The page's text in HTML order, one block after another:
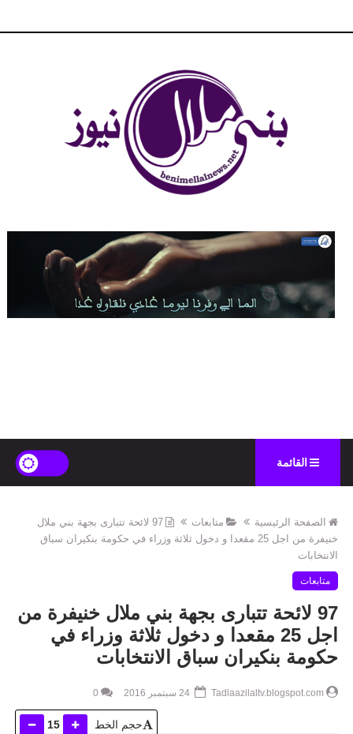
القائمة
الصفحة الرئيسية متابعات
97 لائحة تتبارى بجهة بني ملال
خنيفرة من اجل 25 مقعدا و دخول ثلاثة وزراء في حكومة بنكيران سباق
الانتخابات
متابعات
97 لائحة تتبارى بجهة بني ملال خنيفرة من
اجل 25 مقعدا و دخول ثلاثة وزراء في
حكومة بنكيران سباق الانتخابات
Tadlaazilaltv.blogspot.com
0
حجم الخط 15